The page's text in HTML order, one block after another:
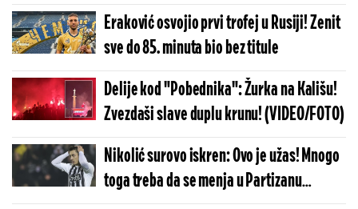
Eraković osvojio prvi trofej u Rusiji! Zenit
sve do 85. minuta bio bez titule
Delije kod "Pobednika": Žurka na Kališu!
Zvezdaši slave duplu krunu! (VIDEO/FOTO)
Nikolić surovo iskren: Ovo je užas! Mnogo
toga treba da se menja u Partizanu